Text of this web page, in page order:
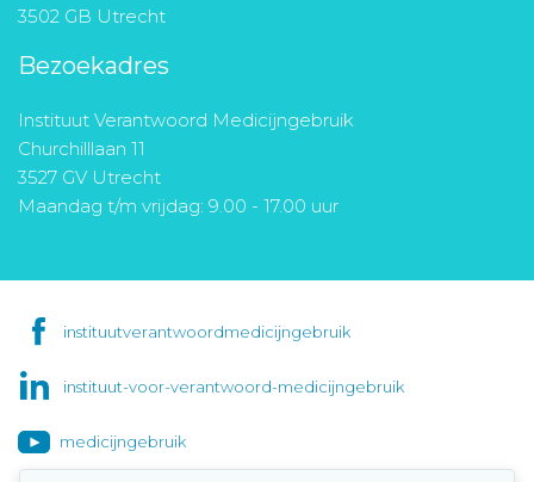
3502 GB Utrecht
Bezoekadres
Instituut Verantwoord Medicijngebruik
Churchilllaan 11
3527 GV Utrecht
Maandag t/m vrijdag: 9.00 - 17.00 uur
instituutverantwoordmedicijngebruik
instituut-voor-verantwoord-medicijngebruik
medicijngebruik